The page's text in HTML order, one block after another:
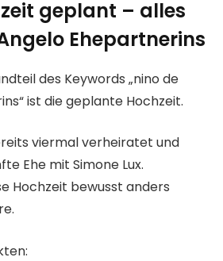
geplant – alles
Ehepartnerins
des Keywords „nino de
ist die geplante Hochzeit.
viermal verheiratet und
Ehe mit Simone Lux.
Hochzeit bewusst anders